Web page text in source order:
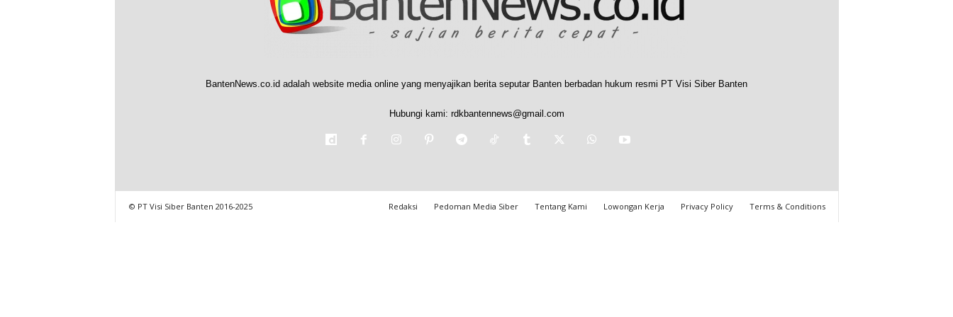
BantenNews.co.id adalah website media online yang menyajikan berita seputar Banten berbadan hukum resmi PT Visi Siber Banten
Hubungi kami: rdkbantennews@gmail.com
Redaksi Pedoman Media Siber Tentang Kami Lowongan Kerja Privacy Policy Terms & Conditions
© PT Visi Siber Banten 2016-2025